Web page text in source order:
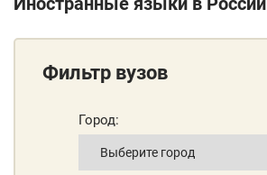
Фильтр вузов
Город: